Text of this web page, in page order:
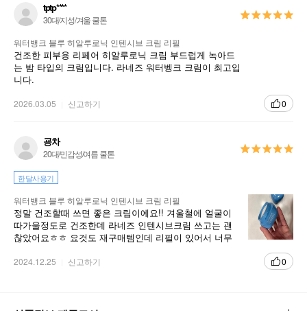
tptp****
30대/지성/겨울 쿨톤
워터뱅크 블루 히알루로닉 인텐시브 크림 리필
건조한 피부용 리페어 히알루로닉 크림 부드럽게 녹아드
는 밤 타입의 크림입니다. 라네즈 워터벵크 크림이 최고입
니다.
2026.03.05 신고하기 0
굥차
20대/민감성/여름 쿨톤
한달사용기
워터뱅크 블루 히알루로닉 인텐시브 크림 리필
정말 건조할때 쓰면 좋은 크림이에요!! 겨울철에 얼굴이
따가울정도로 건조한데 라네즈 인텐시브크림 쓰고는 괜
찮았어요ㅎㅎ 요것도 재구매템인데 리필이 있어서 너무
구요!
2024.12.25 신고하기 0